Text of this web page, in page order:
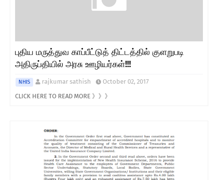
புதிய மருத்துவ காப்பீட்டுத் திட்டத்தில் குளறுபடி
அதிருப்தியில் அரசு ஊழியர்கள்!!!
NHIS rajkumar sathish
October 02, 2017
CLICK HERE TO READ MORE 》》》